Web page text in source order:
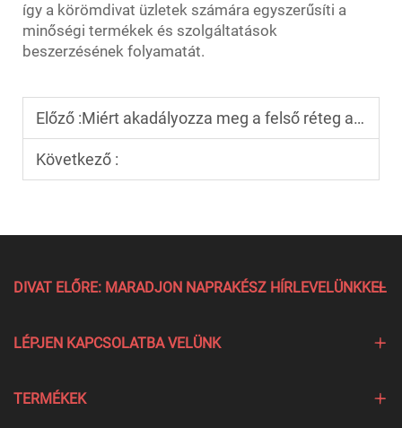
így a körömdivat üzletek számára egyszerűsíti a
minőségi termékek és szolgáltatások
beszerzésének folyamatát.
Előző :Miért akadályozza meg a felső réteg a géllakk lepattanását?
Következő :
DIVAT ELŐRE: MARADJON NAPRAKÉSZ HÍRLEVELÜNKKEL
LÉPJEN KAPCSOLATBA VELÜNK
TERMÉKEK